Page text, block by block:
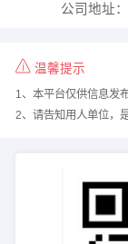
公司地址：
温馨提示
1、本平台仅供信息发
2、请告知用人单位，